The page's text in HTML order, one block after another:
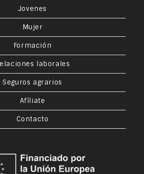
Jovenes
Mujer
Formación
laborales
Seguros agrarios
Afíliate
Contacto